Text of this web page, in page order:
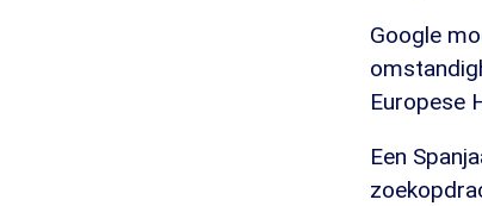
Google
Europese
Een